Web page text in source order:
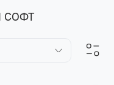
СОФТ